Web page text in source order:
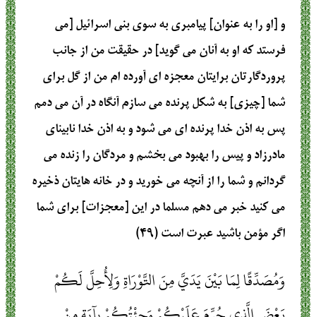
و [او را به عنوان] پيامبرى به سوى بنى اسرائيل [مى‏
فرستد كه او به آنان مى‏ گويد] در حقيقت من از جانب
پروردگارتان برايتان معجزه ‏اى آورده‏ ام من از گل براى
شما [چيزى] به شكل پرنده مى‏ سازم آنگاه در آن مى‏ دمم
پس به اذن خدا پرنده‏ اى مى شود و به اذن خدا نابيناى
مادرزاد و پيس را بهبود مى ‏بخشم و مردگان را زنده مى‏
گردانم و شما را از آنچه مى ‏خوريد و در خانه هايتان ذخيره
مى ‏كنيد خبر مى‏ دهم مسلما در اين [معجزات] براى شما
اگر مؤمن باشيد عبرت است (۴۹)
وَمُصَدِّقًا لِمَا بَيْنَ يَدَيَّ مِنَ التَّوْرَاةِ وَلِأُحِلَّ لَكُمْ